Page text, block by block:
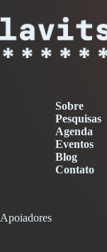
Sobre
Pesquisas
Agenda
Eventos
Blog
Contato
Apoiadores